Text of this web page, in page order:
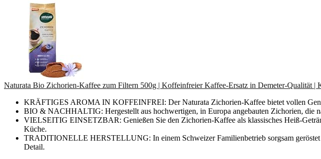
Naturata Bio Zichorien-Kaffee zum Filtern 500g | Koffeinfreier Kaffee-Ersatz in Demeter-Qualität |
KRÄFTIGES AROMA IN KOFFEINFREI: Der Naturata Zichorien-Kaffee bietet vollen
BIO & NACHHALTIG: Hergestellt aus hochwertigen, in Europa angebauten Zichorien, die
VIELSEITIG EINSETZBAR: Genießen Sie den Zichorien-Kaffee als klassisches Heiß-
Küche.
TRADITIONELLE HERSTELLUNG: In einem Schweizer Familienbetrieb sorgsam
Detail.